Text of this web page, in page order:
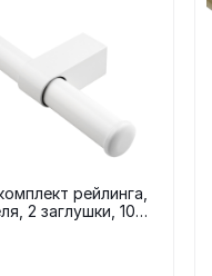
рейлинга,
2 заглушки, 100